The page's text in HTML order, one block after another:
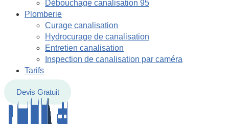
Débouchage canalisation 95
Plomberie
Curage canalisation
Hydrocurage de canalisation
Entretien canalisation
Inspection de canalisation par caméra
Tarifs
Devis Gratuit